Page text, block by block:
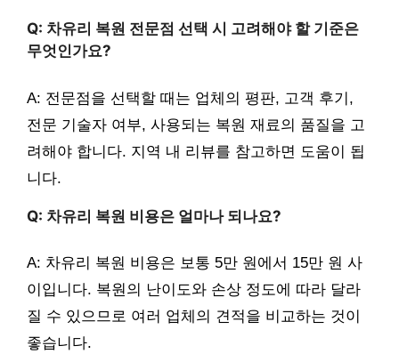
Q: 차유리 복원 전문점 선택 시 고려해야 할 기준은
무엇인가요?
A: 전문점을 선택할 때는 업체의 평판, 고객 후기,
전문 기술자 여부, 사용되는 복원 재료의 품질을 고
려해야 합니다. 지역 내 리뷰를 참고하면 도움이 됩
니다.
Q: 차유리 복원 비용은 얼마나 되나요?
A: 차유리 복원 비용은 보통 5만 원에서 15만 원 사
이입니다. 복원의 난이도와 손상 정도에 따라 달라
질 수 있으므로 여러 업체의 견적을 비교하는 것이
좋습니다.